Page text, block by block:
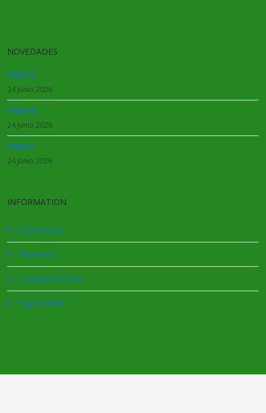
NOVEDADES
FASE IV
24 Junio 2026
FASE III
24 Junio 2026
FASE II
24 Junio 2026
INFORMATION
JoomShaper
Themeum
ShapeBootstrap
Page Builder